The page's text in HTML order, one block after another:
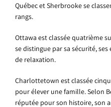
Québec et Sherbrooke se
rangs.
Ottawa est classée quatrième
se distingue par sa sécurité,
de relaxation.
Charlottetown est classée
pour élever une famille. Selon
réputée pour son histoire, son